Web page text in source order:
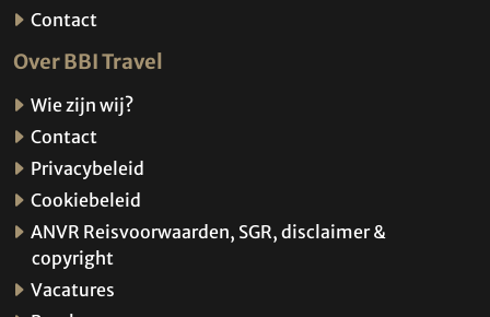
Contact
Over BBI Travel
Wie zijn wij?
Contact
Privacybeleid
Cookiebeleid
ANVR Reisvoorwaarden, SGR, disclaimer &
copyright
Vacatures